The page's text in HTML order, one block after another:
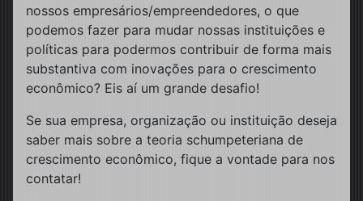
nossos empresários/empreendedores, o que
podemos fazer para mudar nossas instituições e
políticas para podermos contribuir de forma mais
substantiva com inovações para o crescimento
econômico? Eis aí um grande desafio!
Se sua empresa, organização ou instituição deseja
saber mais sobre a teoria schumpeteriana de
crescimento econômico, fique a vontade para nos
contatar!